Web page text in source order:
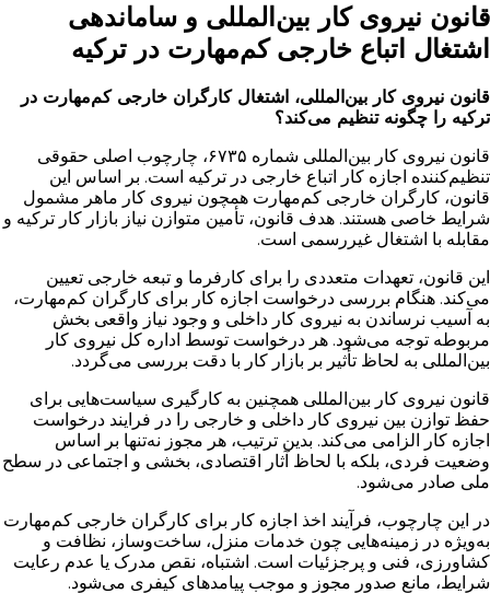
قانون نیروی کار بین‌المللی و ساماندهی
اشتغال اتباع خارجی کم‌مهارت در ترکیه
قانون نیروی کار بین‌المللی، اشتغال کارگران خارجی کم‌مهارت در
ترکیه را چگونه تنظیم می‌کند؟
قانون نیروی کار بین‌المللی شماره ۶۷۳۵، چارچوب اصلی حقوقی
تنظیم‌کننده اجازه کار اتباع خارجی در ترکیه است. بر اساس این
قانون، کارگران خارجی کم‌مهارت همچون نیروی کار ماهر مشمول
شرایط خاصی هستند. هدف قانون، تأمین متوازن نیاز بازار کار ترکیه و
مقابله با اشتغال غیررسمی است.
این قانون، تعهدات متعددی را برای کارفرما و تبعه خارجی تعیین
می‌کند. هنگام بررسی درخواست اجازه کار برای کارگران کم‌مهارت،
به آسیب نرساندن به نیروی کار داخلی و وجود نیاز واقعی بخش
مربوطه توجه می‌شود. هر درخواست توسط اداره کل نیروی کار
بین‌المللی به لحاظ تأثیر بر بازار کار با دقت بررسی می‌گردد.
قانون نیروی کار بین‌المللی همچنین به کارگیری سیاست‌هایی برای
حفظ توازن بین نیروی کار داخلی و خارجی را در فرایند درخواست
اجازه کار الزامی می‌کند. بدین ترتیب، هر مجوز نه‌تنها بر اساس
وضعیت فردی، بلکه با لحاظ آثار اقتصادی، بخشی و اجتماعی در سطح
ملی صادر می‌شود.
در این چارچوب، فرآیند اخذ اجازه کار برای کارگران خارجی کم‌مهارت
به‌ویژه در زمینه‌هایی چون خدمات منزل، ساخت‌وساز، نظافت و
کشاورزی، فنی و پرجزئیات است. اشتباه، نقص مدرک یا عدم رعایت
شرایط، مانع صدور مجوز و موجب پیامدهای کیفری می‌شود.